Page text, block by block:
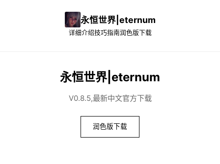
永恒世界|eternum
详细介绍技巧指南润色版下载
永恒世界|eternum
V0.8.5,最新中文官方下载
润色版下载